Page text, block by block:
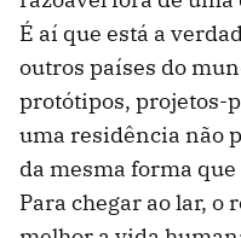
É aí que está a
outros países do
protótipos, projetos-
uma residência não
da mesma forma
Para chegar ao lar, o